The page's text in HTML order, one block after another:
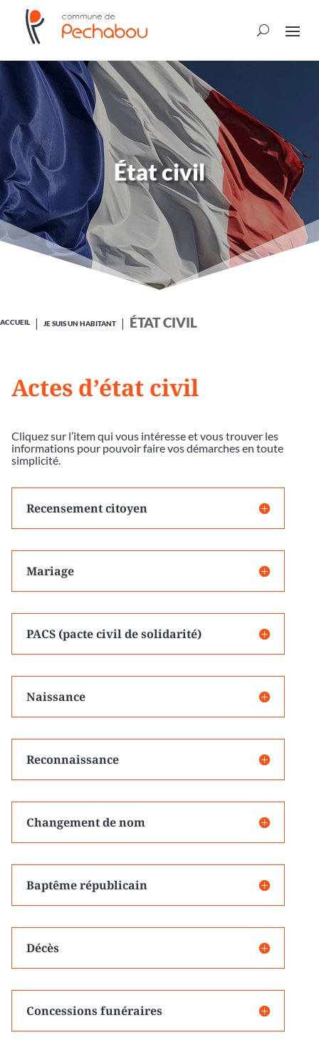
État civil
ACCUEIL JE SUIS UN HABITANT ÉTAT CIVIL
Actes d’état civil
Cliquez sur l’item qui vous intéresse et vous trouver les
informations pour pouvoir faire vos démarches en toute
simplicité.
Recensement citoyen
Mariage
PACS (pacte civil de solidarité)
Naissance
Reconnaissance
Changement de nom
Baptême républicain
Décès
Concessions funéraires